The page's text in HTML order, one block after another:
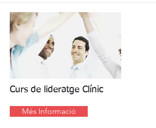
Curs de lideratge Clínic
Més Informació